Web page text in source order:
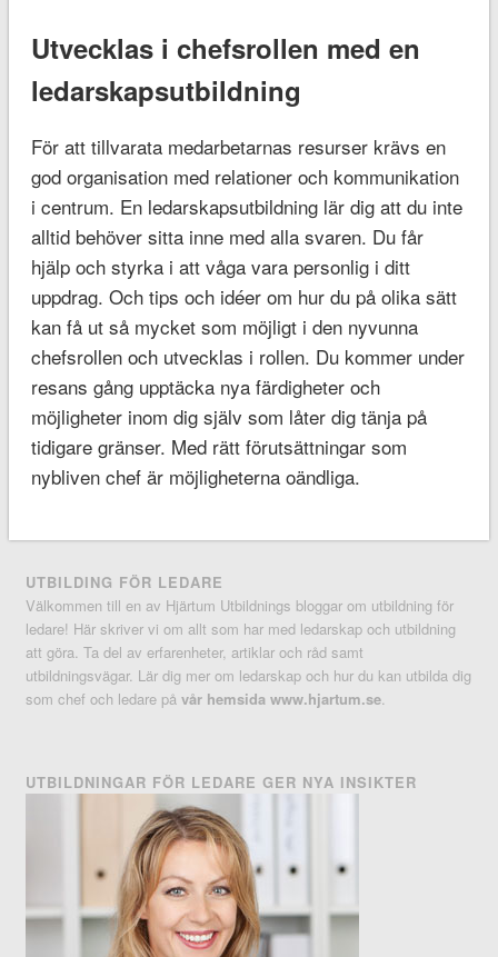
Utvecklas i chefsrollen med en
ledarskapsutbildning
För att tillvarata medarbetarnas resurser krävs en
god organisation med relationer och kommunikation
i centrum. En ledarskapsutbildning lär dig att du inte
alltid behöver sitta inne med alla svaren. Du får
hjälp och styrka i att våga vara personlig i ditt
uppdrag. Och tips och idéer om hur du på olika sätt
kan få ut så mycket som möjligt i den nyvunna
chefsrollen och utvecklas i rollen. Du kommer under
resans gång upptäcka nya färdigheter och
möjligheter inom dig själv som låter dig tänja på
tidigare gränser. Med rätt förutsättningar som
nybliven chef är möjligheterna oändliga.
UTBILDING FÖR LEDARE
Välkommen till en av Hjärtum Utbildnings bloggar om utbildning för
ledare! Här skriver vi om allt som har med ledarskap och utbildning
att göra. Ta del av erfarenheter, artiklar och råd samt
utbildningsvägar. Lär dig mer om ledarskap och hur du kan utbilda dig
som chef och ledare påvår hemsida www.hjartum.se
UTBILDNINGAR FÖR LEDARE GER NYA INSIKTER